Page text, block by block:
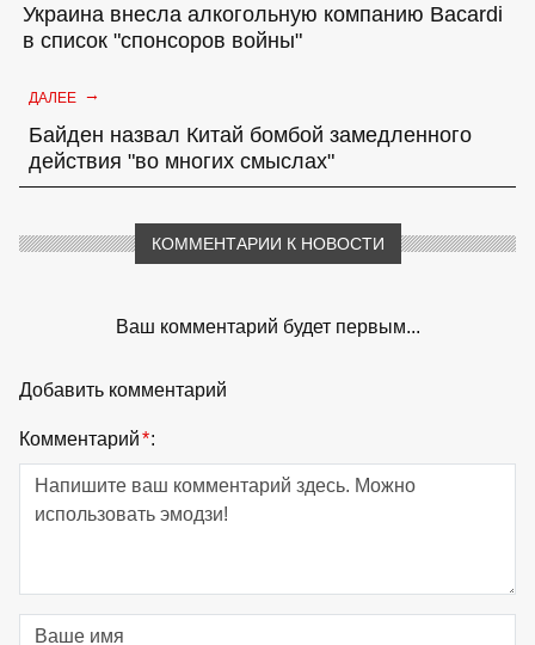
Украина внесла алкогольную компанию Bacardi
в список "спонсоров войны"
ДАЛЕЕ →
Байден назвал Китай бомбой замедленного
действия "во многих смыслах"
КОММЕНТАРИИ К НОВОСТИ
Ваш комментарий будет первым...
Добавить комментарий
Комментарий*: